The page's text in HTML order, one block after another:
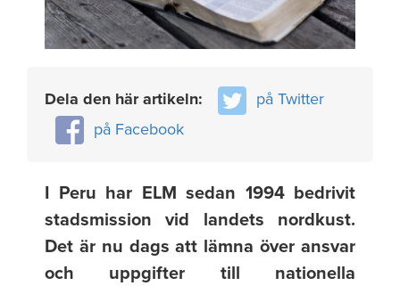
Dela den här artikeln:
på Twitter
på Facebook
I Peru har ELM sedan 1994 bedrivit
stadsmission vid landets nordkust.
Det är nu dags att lämna över ansvar
och uppgifter till nationella